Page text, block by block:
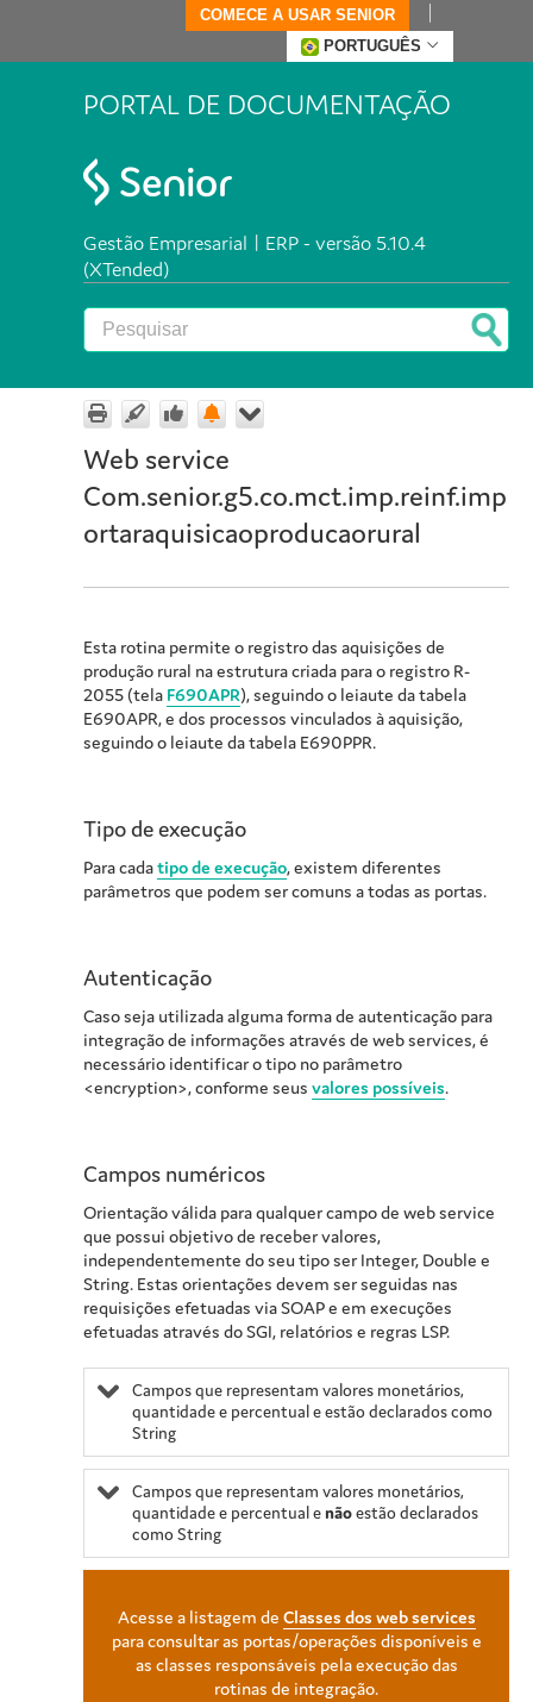
COMECE A USAR SENIOR
PORTUGUÊS
PORTAL DE DOCUMENTAÇÃO
Gestão Empresarial | ERP - versão 5.10.4
(XTended)
Web service
Com.senior.g5.co.mct.imp.reinf.imp
ortaraquisicaoproducaorural
Esta rotina permite o registro das aquisições de
produção rural na estrutura criada para o registro R-
2055 (tela F690APR), seguindo o leiaute da tabela
E690APR, e dos processos vinculados à aquisição,
seguindo o leiaute da tabela E690PPR.
Tipo de execução
Para cadatipo de execução, existem diferentes
parâmetros que podem ser comuns a todas as portas.
Autenticação
Caso seja utilizada alguma forma de autenticação para
integração de informações através de web services, é
necessário identificar o tipo no parâmetro
<encryption>, conforme seus valores possíveis.
Campos numéricos
Orientação válida para qualquer campo de web service
que possui objetivo de receber valores,
independentemente do seu tipo ser Integer, Double e
String. Estas orientações devem ser seguidas nas
requisições efetuadas via SOAP e em execuções
efetuadas através do SGI, relatórios e regras LSP.
Campos que representam valores monetários,
quantidade e percentual e estão declarados como
String
Campos que representam valores monetários,
quantidade e percentual e nãoestão declarados
como String
Acesse a listagem de Classes dos web services
para consultar as portas/operações disponíveis e
as classes responsáveis pela execução das
rotinas de integração.